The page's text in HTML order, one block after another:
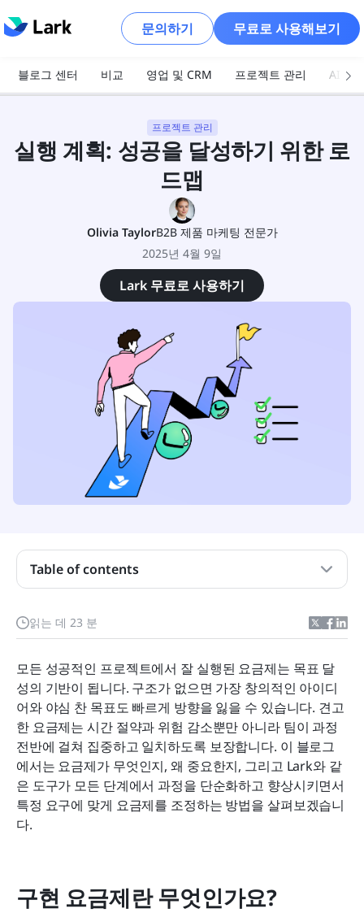
문의하기 무료로 사용해보기
블로그 센터 비교 영업 및 CRM 프로젝트 관리 AI 및
프로젝트 관리
실행 계획: 성공을 달성하기 위한 로
드맵
Olivia TaylorB2B 제품 마케팅 전문가
2025년 4월 9일
Lark 무료로 사용하기
읽는 데 23 분
모든 성공적인 프로젝트에서 잘 실행된 요금제는 목표 달
성의 기반이 됩니다. 구조가 없으면 가장 창의적인 아이디
어와 야심 찬 목표도 빠르게 방향을 잃을 수 있습니다. 견고
한 요금제는 시간 절약과 위험 감소뿐만 아니라 팀이 과정
전반에 걸쳐 집중하고 일치하도록 보장합니다. 이 블로그
에서는 요금제가 무엇인지, 왜 중요한지, 그리고 Lark와 같
은 도구가 모든 단계에서 과정을 단순화하고 향상시키면서
특정 요구에 맞게 요금제를 조정하는 방법을 살펴보겠습니
다.
구현 요금제란 무엇인가요?
Table of contents
구현 요금제란 무엇인가요?
모든 프로젝트에 왜 실행 요금제가 필요합니까?
맞춤형 요금제 수립 단계
일반적인 요금제 실행 실수 피하기
Lark가 귀하의 요금제 실행을 어떻게 개선하는지
무료 템플릿 및 예제 Lark 제공
결론: Lark와 함께 당신의 요금제를 구축하세요
더 알아보기